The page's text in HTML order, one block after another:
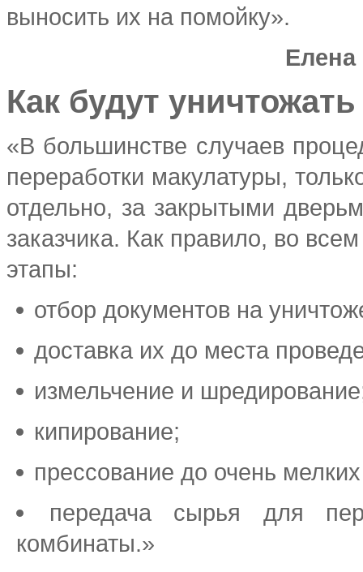
выносить их на помойку».
Елена
Как будут
«В большинстве случаев
переработки макулатуры,
отдельно, за закрытыми
заказчика. Как правило, во
этапы:
отбор документов на
доставка их до места
измельчение и
кипирование;
прессование до очень
передача сырья для
комбинаты.»